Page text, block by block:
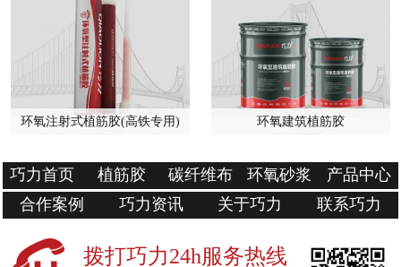
环氧注射式植筋胶(高铁专用) 环氧建筑植筋胶
巧力首页 植筋胶 碳纤维布 环氧砂浆
产品中心
合作案例
巧力资讯 关于巧力 联系巧力
拨打巧力24h服务热线